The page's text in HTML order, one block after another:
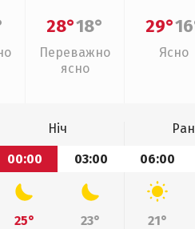
28°18°
Переважно
ясно
29°
Ясно
Ніч
00:00
03:00 06:00
25° 23° 21°